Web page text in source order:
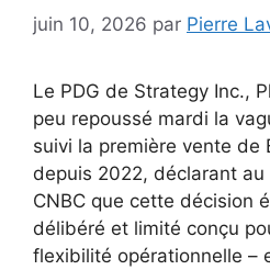
juin 10, 2026 par Pierre
Le PDG de Strategy Inc.,
peu repoussé mardi la
suivi la première vente de
depuis 2022, déclarant
CNBC que cette décision
délibéré et limité conçu
flexibilité opérationnelle –